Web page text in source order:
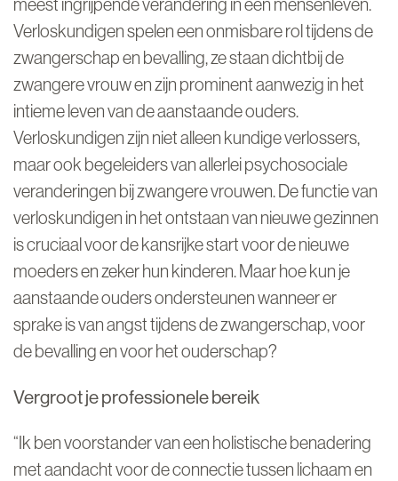
Verloskundigen spelen een onmisbare rol tijdens de
zwangerschap en bevalling, ze staan dichtbij de
zwangere vrouw en zijn prominent aanwezig in het
intieme leven van de aanstaande ouders.
Verloskundigen zijn niet alleen kundige verlossers,
maar ook begeleiders van allerlei psychosociale
veranderingen bij zwangere vrouwen. De functie van
verloskundigen in het ontstaan van nieuwe gezinnen
is cruciaal voor de kansrijke start voor de nieuwe
moeders en zeker hun kinderen. Maar hoe kun je
aanstaande ouders ondersteunen wanneer er
sprake is van angst tijdens de zwangerschap, voor
de bevalling en voor het ouderschap?
Vergroot je professionele bereik
“Ik ben voorstander van een holistische benadering
met aandacht voor de connectie tussen lichaam en